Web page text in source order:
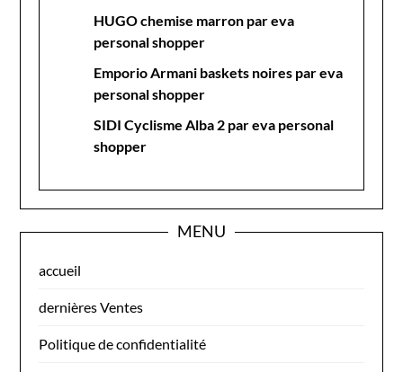
HUGO chemise marron par eva
personal shopper
Emporio Armani baskets noires par eva
personal shopper
SIDI Cyclisme Alba 2 par eva personal
shopper
MENU
accueil
dernières Ventes
Politique de confidentialité